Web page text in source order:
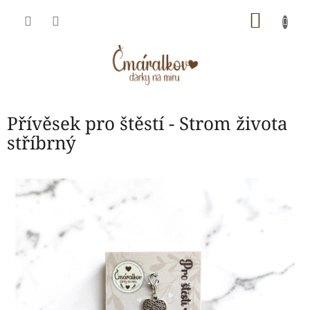
Přívěsek pro štěstí - Strom života
stříbrný